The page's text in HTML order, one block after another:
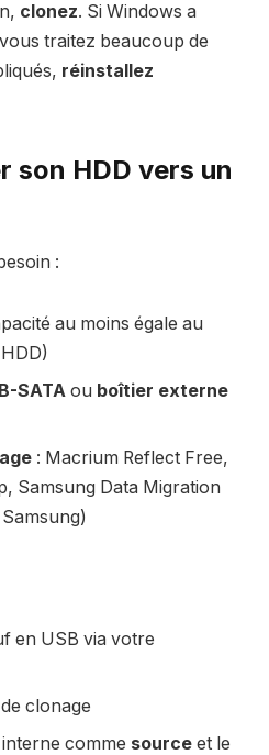
clonez. Si Windows a
traitez beaucoup de
réinstallez
son HDD vers un
:
au moins égale au
SATA ou boîtier externe
: Macrium Reflect Free,
Samsung Data Migration
en USB via votre
clonage
comme source et le